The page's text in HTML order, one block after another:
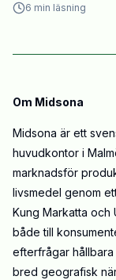
6 min läsning
Om Midsona
Midsona är ett
huvudkontor i
marknadsför
livsmedel genom
Kung Markatta och
både till
efterfrågar hållbara
bred geografisk